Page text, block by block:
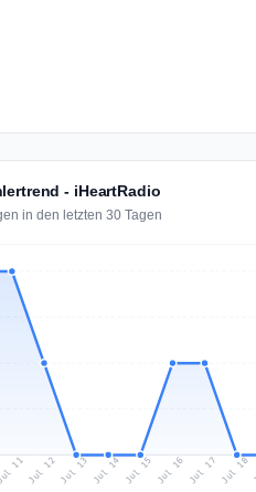
- iHeartRadio
in den letzten 30 Tagen
11Jul 12Jul 13 Jul 14 Jul 15 Jul 16 Jul 17 Jul 18